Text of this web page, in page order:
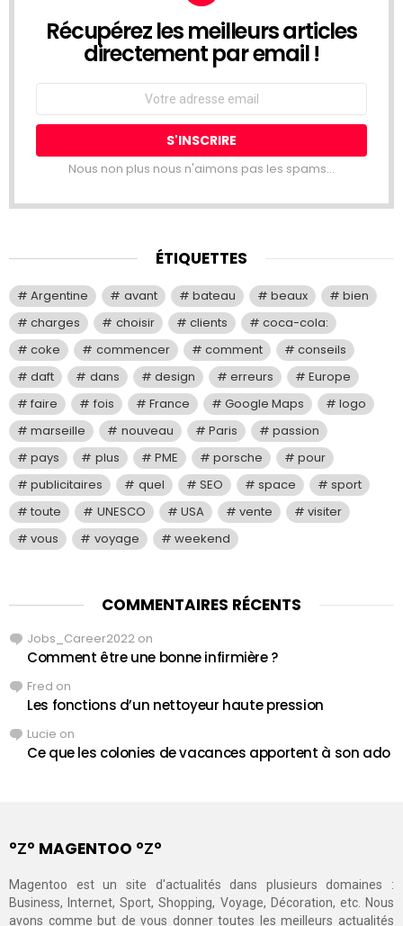
NEWSLETTER
Récupérez les meilleurs articles
directement par email !
Email
Nous non plus nous n'aimons pas les spams...
ÉTIQUETTES
Argentine avant bateau beaux
bien
charges
choisir clients
coca-cola:
coke
commencer comment
conseils
daft
dans design erreurs
Europe
faire
fois France Google Maps
logo
marseille
nouveau Paris
passion
pays
plus PME porsche
pour
publicitaires
quel SEO space
sport
toute
UNESCO USA vente
visiter
vous
voyage weekend
COMMENTAIRES RÉCENTS
Jobs_Career2022 on
Comment être une bonne infirmière ?
Fred on
Les fonctions d’un nettoyeur haute pression
Lucie on
Ce que les colonies de vacances apportent à son ado
°Ζ° MAGENTOO °Ζ°
Magentoo est un site d'actualités dans plusieurs domaines :
Business, Internet, Sport, Shopping, Voyage, Décoration, etc. Nous
avons comme but de vous donner toutes les meilleurs actualités